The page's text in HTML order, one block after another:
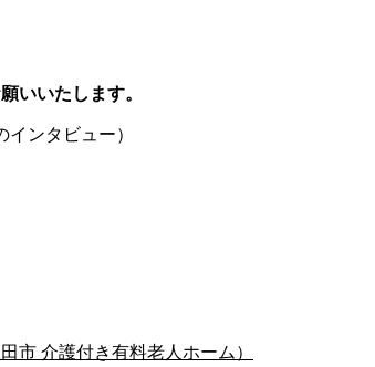
いいたします。
ンタビュー）
市 介護付き有料老人ホーム）